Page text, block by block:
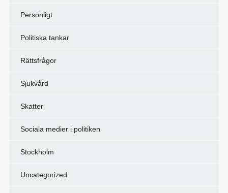
Personligt
Politiska tankar
Rättsfrågor
Sjukvård
Skatter
Sociala medier i politiken
Stockholm
Uncategorized